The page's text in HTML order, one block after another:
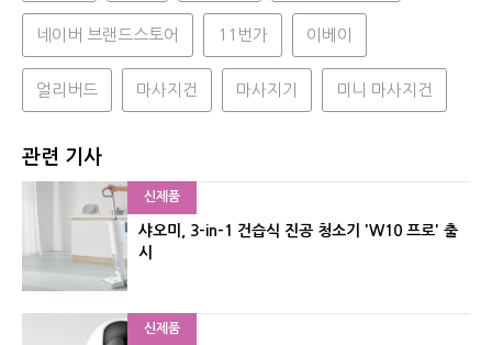
네이버 브랜드스토어 11번가 이베이
얼리버드 마사지건 마사지기 미니 마사지건
관련 기사
신제품
샤오미, 3-in-1 건습식 진공 청소기 'W10 프로' 출
시
신제품